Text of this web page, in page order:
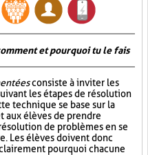
et pourquoi tu le fais
consiste à inviter les
les étapes de résolution
technique se base sur la
élèves de prendre
de problèmes en se
Les élèves doivent donc
pourquoi chacune